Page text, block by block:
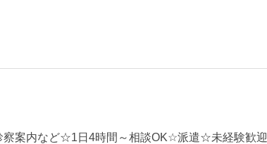
察案内など☆1日4時間～相談OK☆派遣☆未経験歓迎